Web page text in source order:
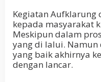
Kegiatan
kepada masyarakat
Meskipun dalam
yang di lalui. Namun
yang baik akhirnya
dengan lancar.